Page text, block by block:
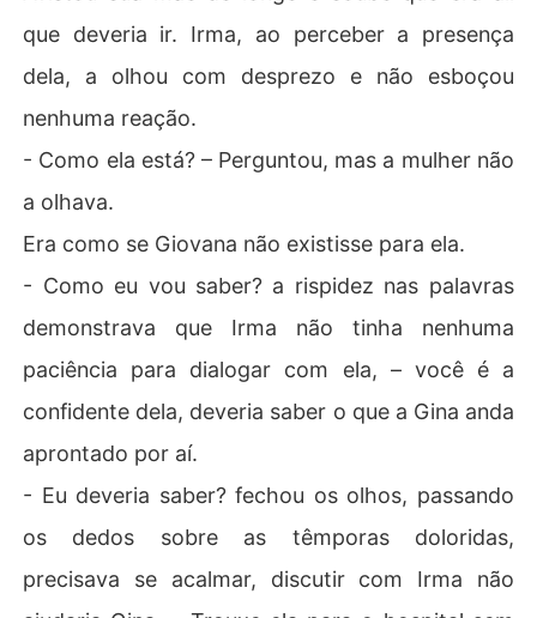
que deveria ir. Irma, ao perceber a presença
dela, a olhou com desprezo e não esboçou
nenhuma reação.
- Como ela está? – Perguntou, mas a mulher não
a olhava.
Era como se Giovana não existisse para ela.
- Como eu vou saber? a rispidez nas palavras
demonstrava que Irma não tinha nenhuma
paciência para dialogar com ela, – você é a
confidente dela, deveria saber o que a Gina anda
aprontado por aí.
- Eu deveria saber? fechou os olhos, passando
os dedos sobre as têmporas doloridas,
precisava se acalmar, discutir com Irma não